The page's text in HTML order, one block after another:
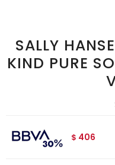
SALLY
KIND PURE
$ 406